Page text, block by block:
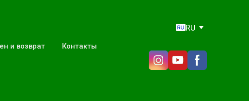
и возврат Контакты
RU